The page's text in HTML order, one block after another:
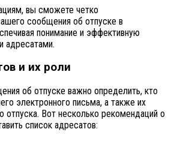
вы сможете четко
сообщения об отпуске в
понимание и эффективную
адресатами.
и их роли
об отпуске важно определить, кто
электронного письма, а также их
отпуска. Вот несколько рекомендаций о
список адресатов: